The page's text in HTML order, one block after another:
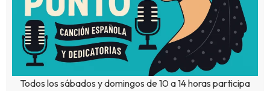
Todos los sábados y domingos de 10 a 14 horas participa